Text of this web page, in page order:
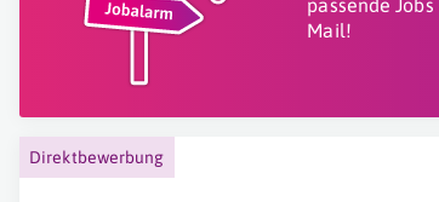
passende
Mail!
Direktbewerbung